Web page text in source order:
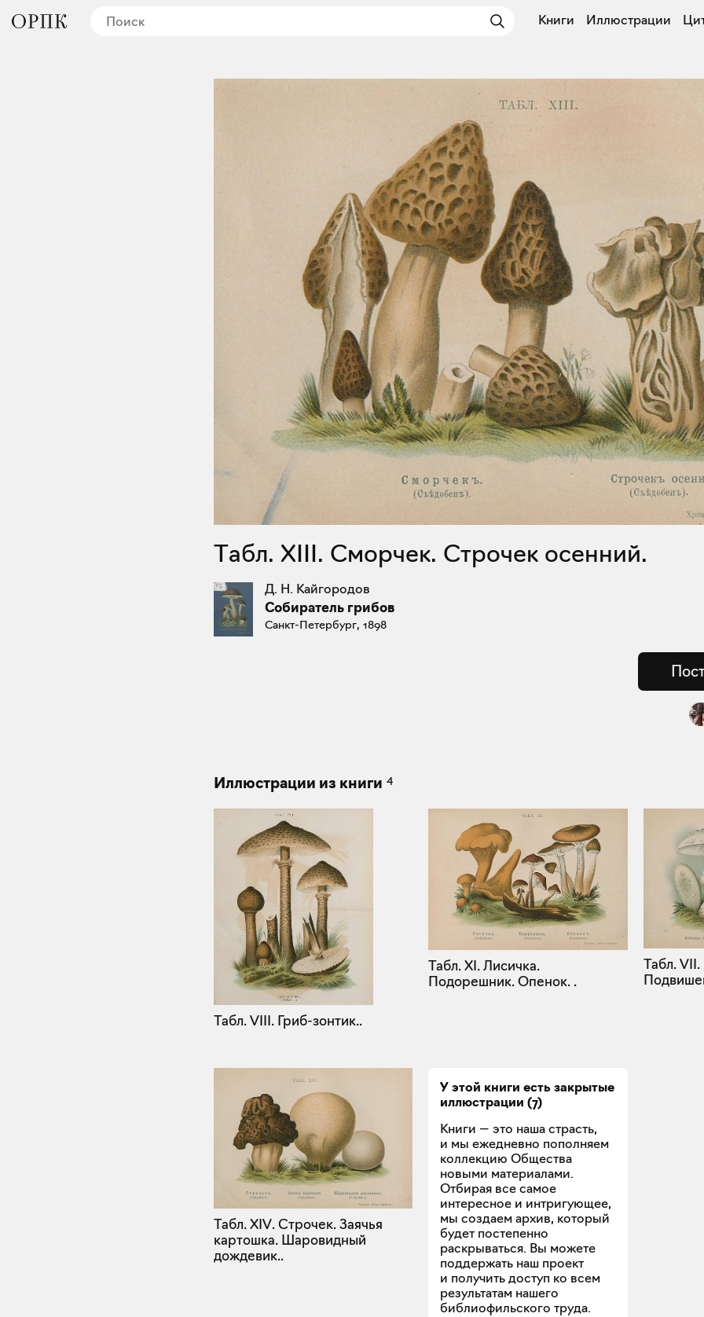
Книги Иллюстрации
Табл. XIII. Сморчек. Строчек осенний.
Д. Н. Кайгородов
Собиратель грибов
Санкт-Петербург, 1898
Иллюстрации из книги 4
Табл. VIII. Гриб-зонтик..
Табл. XI. Лисичка.
Подорешник. Опенок. .
Табл. VII.
Табл. XIV. Строчек. Заячья
картошка. Шаровидный
дождевик..
У этой книги есть закрытые
иллюстрации (7)
Книги — это наша страсть,
и мы ежедневно пополняем
коллекцию Общества
новыми материалами.
Отбирая все самое
интересное и интригующее,
мы создаем архив, который
будет постепенно
раскрываться. Вы можете
поддержать наш проект
и получить доступ ко всем
результатам нашего
библиофильского труда.